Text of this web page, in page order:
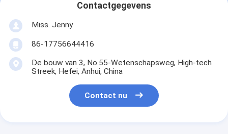
Contactgegevens
Miss. Jenny
86-17756644416
De bouw van 3, No.55-Wetenschapsweg, High-tech
Streek, Hefei, Anhui, China
Contact nu